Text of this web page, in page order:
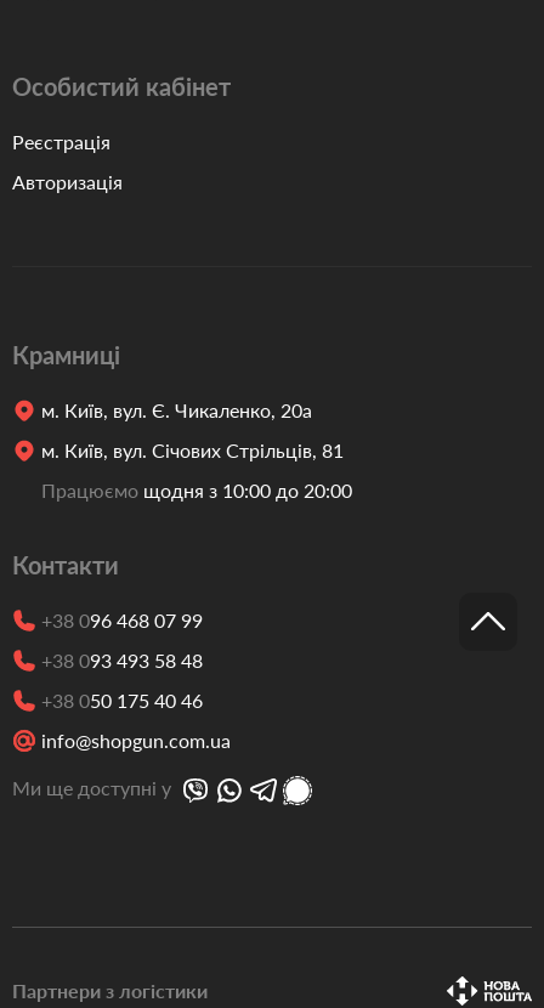
Особистий кабінет
Реєстрація
Авторизація
Крамниці
м. Київ, вул. Є. Чикаленко, 20а
м. Київ, вул. Січових Стрільців, 81
Працюємо щодня з 10:00 до 20:00
Контакти
+38 096 468 07 99
+38 093 493 58 48
+38 050 175 40 46
info@shopgun.com.ua
Ми ще доступні у
Партнери з логістики